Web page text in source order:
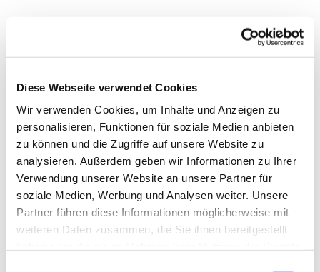
Diese Webseite verwendet Cookies
Wir verwenden Cookies, um Inhalte und Anzeigen zu
personalisieren, Funktionen für soziale Medien anbieten
zu können und die Zugriffe auf unsere Website zu
analysieren. Außerdem geben wir Informationen zu Ihrer
Verwendung unserer Website an unsere Partner für
soziale Medien, Werbung und Analysen weiter. Unsere
Partner führen diese Informationen möglicherweise mit
weiteren Daten zusammen, die Sie ihnen bereitgestellt